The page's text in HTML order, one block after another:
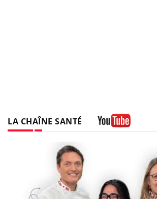
LA CHAÎNE SANTÉ